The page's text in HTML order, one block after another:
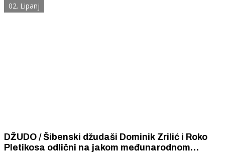
02. Lipanj
DŽUDO / Šibenski džudaši Dominik Zrilić i Roko
Pletikosa odlični na jakom međunarodnom